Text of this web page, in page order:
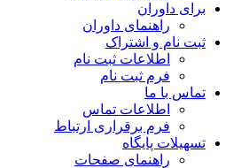
برای داوران
راهنمای داوران
ثبت نام و اشتراک
اطلاعات ثبت نام
فرم ثبت نام
تماس با ما
اطلاعات تماس
فرم برقراری ارتباط
تسهیلات پایگاه
راهنمای صفحات